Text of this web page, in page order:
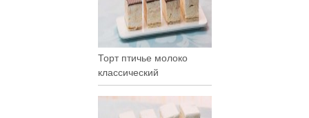
Торт птичье молоко
классический